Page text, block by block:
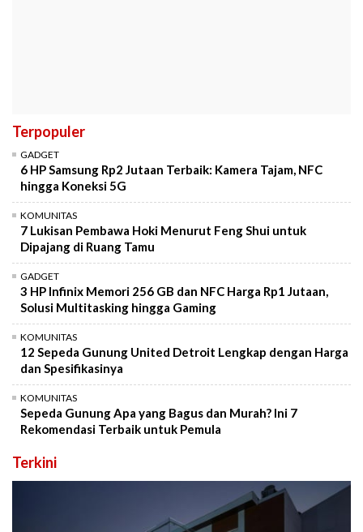
Terpopuler
GADGET
6 HP Samsung Rp2 Jutaan Terbaik: Kamera Tajam, NFC
hingga Koneksi 5G
KOMUNITAS
7 Lukisan Pembawa Hoki Menurut Feng Shui untuk
Dipajang di Ruang Tamu
GADGET
3 HP Infinix Memori 256 GB dan NFC Harga Rp1 Jutaan,
Solusi Multitasking hingga Gaming
KOMUNITAS
12 Sepeda Gunung United Detroit Lengkap dengan Harga
dan Spesifikasinya
KOMUNITAS
Sepeda Gunung Apa yang Bagus dan Murah? Ini 7
Rekomendasi Terbaik untuk Pemula
Terkini